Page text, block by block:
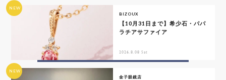
NEW
BIZOUX
【10月31日まで】希少石・パパ
ラチアサファイア
2026.8.08 Sat
NEW
金子眼鏡店